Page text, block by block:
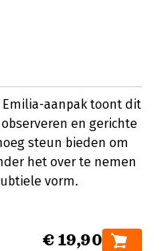
Emilia-aanpak toont dit
en gerichte
steun bieden om
het over te nemen
vorm.
€ 19,90